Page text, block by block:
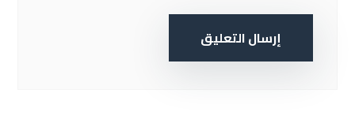
إرسال التعليق